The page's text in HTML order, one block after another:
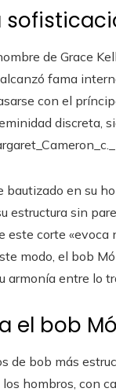
de Grace
fama
con el
discreta,
en su
estructura sin
este corte
modo, el bob
armonía entre lo
el bob
de bob más
hombros, con